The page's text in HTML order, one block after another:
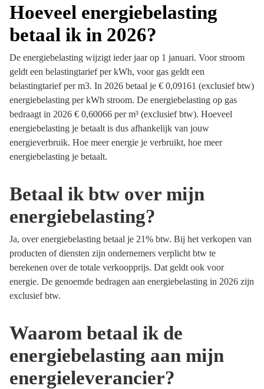
Hoeveel energiebelasting
betaal ik in 2026?
De energiebelasting wijzigt ieder jaar op 1 januari. Voor stroom
geldt een belastingtarief per kWh, voor gas geldt een
belastingtarief per m3. In 2026 betaal je € 0,09161 (exclusief btw)
energiebelasting per kWh stroom. De energiebelasting op gas
bedraagt in 2026 € 0,60066 per m³ (exclusief btw). Hoeveel
energiebelasting je betaalt is dus afhankelijk van jouw
energieverbruik. Hoe meer energie je verbruikt, hoe meer
energiebelasting je betaalt.
Betaal ik btw over mijn
energiebelasting?
Ja, over energiebelasting betaal je 21% btw. Bij het verkopen van
producten of diensten zijn ondernemers verplicht btw te
berekenen over de totale verkoopprijs. Dat geldt ook voor
energie. De genoemde bedragen aan energiebelasting in 2026 zijn
exclusief btw.
Waarom betaal ik de
energiebelasting aan mijn
energieleverancier?